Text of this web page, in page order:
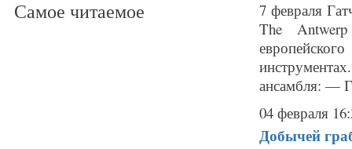
Самое читаемое
7 февраля
The
ансамбля: —
04 февраля
Добычей